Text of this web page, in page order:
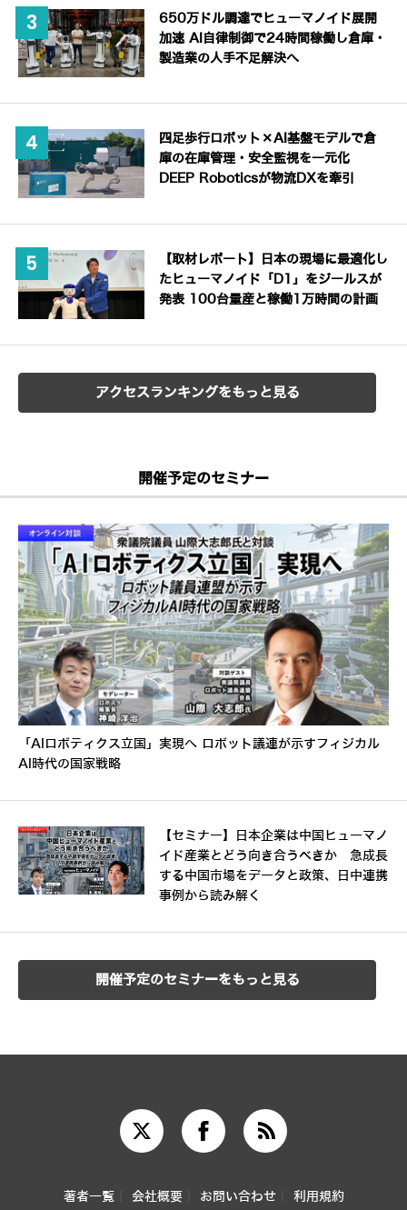
650万ドル調達でヒューマノイド展開
加速 AI自律制御で24時間稼働し倉庫・
製造業の人手不足解決へ
四足歩行ロボット×AI基盤モデルで倉
庫の在庫管理・安全監視を一元化
DEEP Roboticsが物流DXを牽引
【取材レポート】日本の現場に最適化し
たヒューマノイド「D1」をジールスが
発表 100台量産と稼働1万時間の計画
アクセスランキングをもっと見る
開催予定のセミナー
「AIロボティクス立国」実現へ ロボット議連が示すフィジカル
AI時代の国家戦略
【セミナー】日本企業は中国ヒューマノ
イド産業とどう向き合うべきか 急成長
する中国市場をデータと政策、日中連携
事例から読み解く
開催予定のセミナーをもっと見る
著者一覧 会社概要 お問い合わせ 利用規約